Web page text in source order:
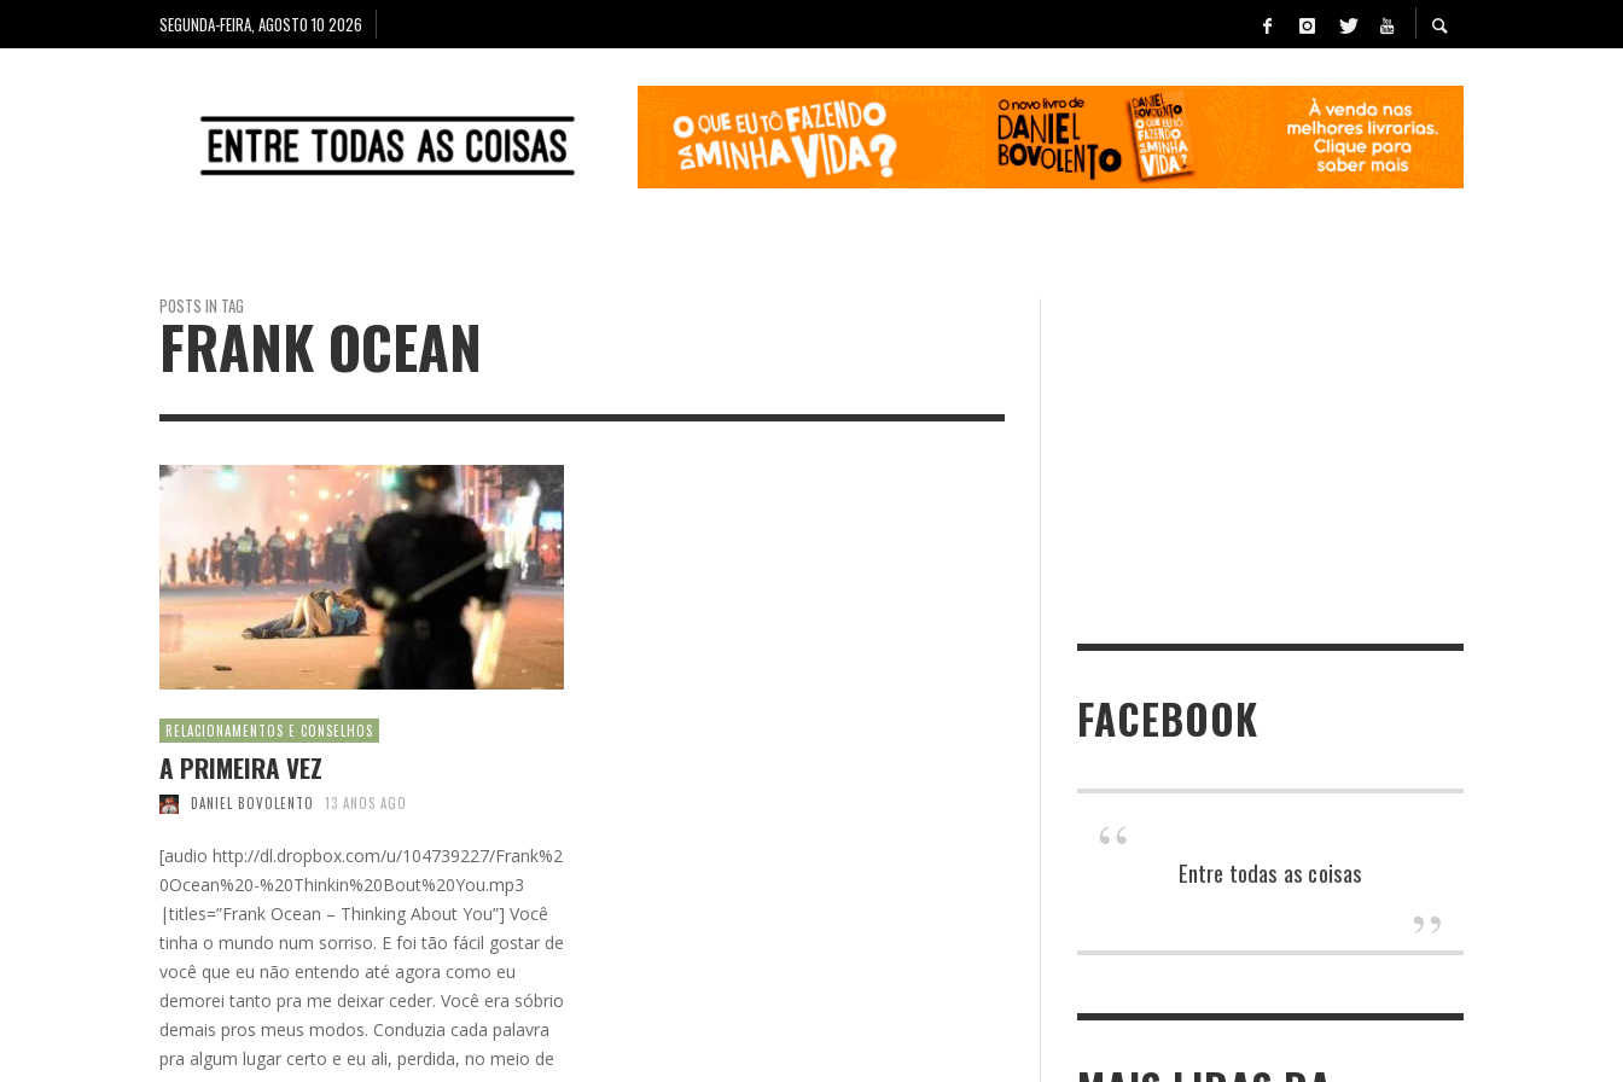
SEGUNDA-FEIRA, AGOSTO 10 2026
POSTS IN TAG
FRANK OCEAN
RELACIONAMENTOS E CONSELHOS
A PRIMEIRA VEZ
DANIEL BOVOLENTO 13 ANOS AGO
[audio http://dl.dropbox.com/u/104739227/Frank%2
0Ocean%20-%20Thinkin%20Bout%20You.mp3
|titles=”Frank Ocean – Thinking About You”] Você
tinha o mundo num sorriso. E foi tão fácil gostar de
você que eu não entendo até agora como eu
demorei tanto pra me deixar ceder. Você era sóbrio
demais pros meus modos. Conduzia cada palavra
pra algum lugar certo e eu ali, perdida, no meio de
FACEBOOK
Entre todas as coisas